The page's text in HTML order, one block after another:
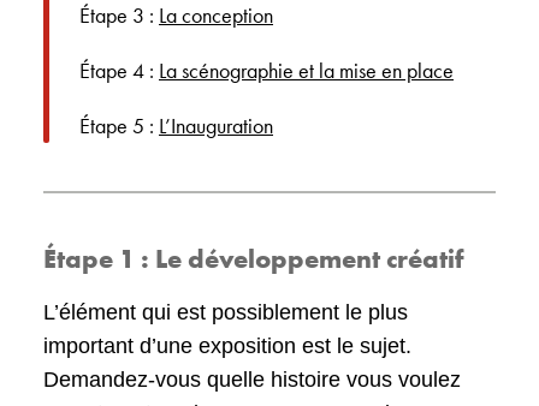
Étape 3 : La conception
Étape 4 : La scénographie et la mise en place
Étape 5 : L’Inauguration
Étape 1 : Le développement créatif
L’élément qui est possiblement le plus
important d’une exposition est le sujet.
Demandez-vous quelle histoire vous voulez